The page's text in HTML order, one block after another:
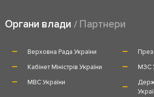
Органи влади Партнери
Верховна Рада України
Кабінет Міністрів України
МЗС
МВС України